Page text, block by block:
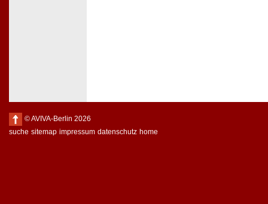
© AVIVA-Berlin 2026
suche sitemap impressum datenschutz home